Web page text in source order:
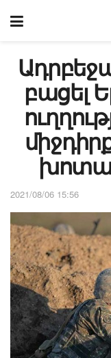
բացել
2021/08/06 15:56